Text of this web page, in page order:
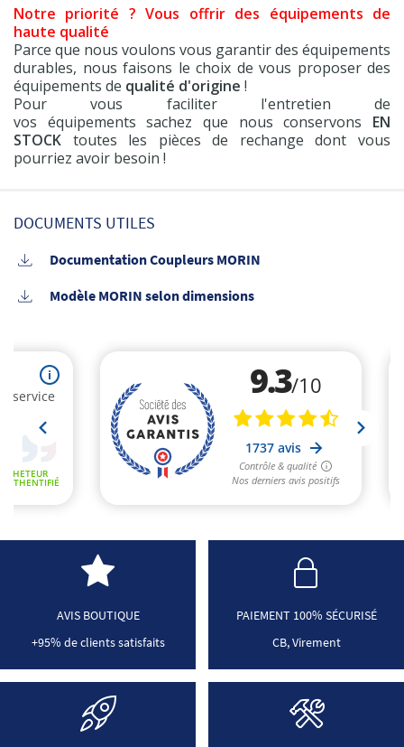
Notre priorité ? Vous offrir des équipements de
haute qualité
Parce que nous voulons vous garantir des équipements
durables, nous faisons le choix de vous proposer des
équipements de qualité d'origine !
Pour vous faciliter l'entretien de
vos équipements sachez que nous conservons EN
STOCK toutes les pièces de rechange dont vous
pourriez avoir besoin !
DOCUMENTS UTILES
Documentation Coupleurs MORIN
Modèle MORIN selon dimensions
AVIS BOUTIQUE
+95% de clients satisfaits
PAIEMENT 100% SÉCURISÉ
CB, Virement